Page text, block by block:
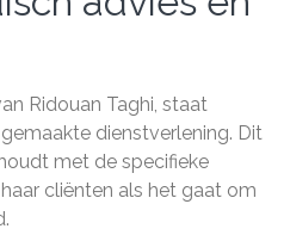
Ridouan Taghi, staat
dienstverlening. Dit
met de specifieke
cliënten als het gaat om